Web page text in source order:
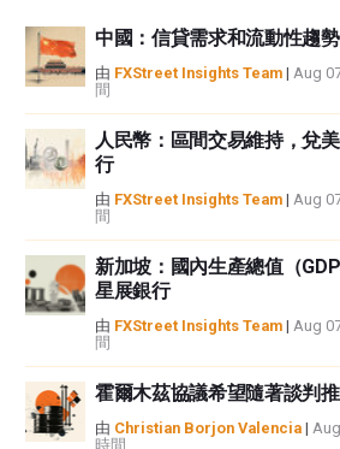
如果文章正文中沒有明確提到，在撰寫本文時，作
中都沒有頭寸，也沒有與文中提到的任何公司有業
者沒有收到撰寫這篇文章的報酬。
FXStreet和作者不提供個性化的建議。作者對該資
性不作任何陳述。FXStreet和作者將不承擔任何錯
或損害由此資訊及其顯示或使用引起的。錯誤和遺
FXStreet並非註冊投資顧問，本文內容無意提供任
中國：信貸需求和流動性趨
由 FXStreet Insights Team | Aug
間
人民幣：區間交易維持，兌
行
由 FXStreet Insights Team | Aug
間
新加坡：國內生產總值（
星展銀行
由 FXStreet Insights Team | Aug
間
霍爾木茲協議希望隨著談判
由 Christian Borjon Valencia |
時間